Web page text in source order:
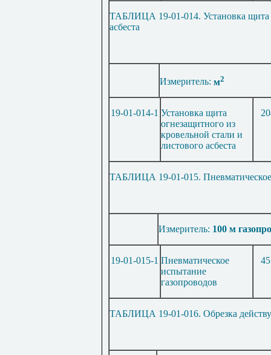
ТАБЛИЦА 19-01-014. Установка щита
асбеста
Измеритель: м2
19-01-014-1 Установка щита
огнезащитного из
кровельной стали и
листового асбеста
ТАБЛИЦА 19-01-015.
Измеритель: 100 м
19-01-015-1 Пневматическое
испытание
газопроводов
ТАБЛИЦА 19-01-016. Обрезка